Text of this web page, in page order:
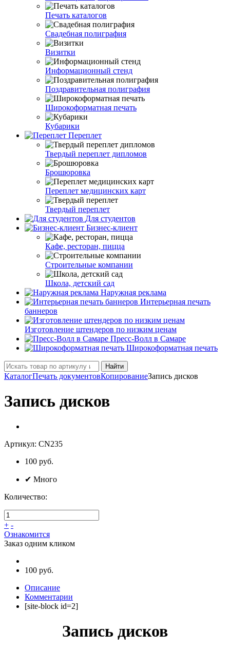
Печать каталогов
Свадебная полиграфия
Визитки
Информационный стенд
Поздравительная полиграфия
Широкоформатная печать
Кубарики
Переплет
Твердый переплет дипломов
Брошюровка
Переплет медицинских карт
Твердый переплет
Для студентов
Бизнес-клиент
Кафе, ресторан, пицца
Строительные компании
Школа, детский сад
Наружная реклама
Интерьерная печать
баннеров
Изготовление штендеров по низким ценам
Пресс-Волл в Самаре
Широкоформатная печать
Найти
КаталогПечать документовКопированиеЗапись дисков
Запись дисков
Артикул: CN235
100 руб.
✔ Много
Количество:
+ -
Ознакомится
Заказ одним кликом
100 руб.
Описание
Комментарии
[site-block id=2]
Запись дисков